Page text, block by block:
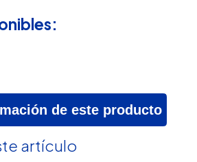
de este producto
artículo